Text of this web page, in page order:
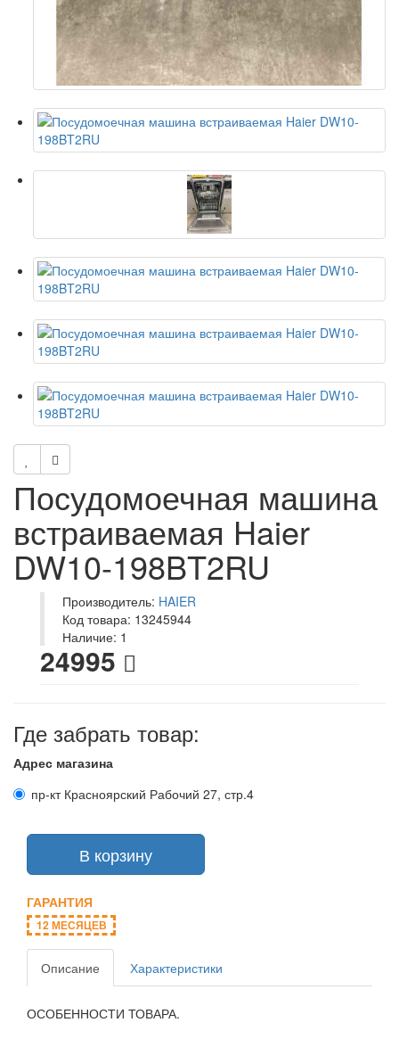
Посудомоечная машина
встраиваемая Haier
DW10-198BT2RU
Производитель: HAIER
Код товара: 13245944
Наличие: 1
24995
Где забрать товар:
Адрес магазина
пр-кт Красноярский Рабочий 27, стр.4
В корзину
ГАРАНТИЯ
12 МЕСЯЦЕВ
Описание Характеристики
ОСОБЕННОСТИ ТОВАРА.